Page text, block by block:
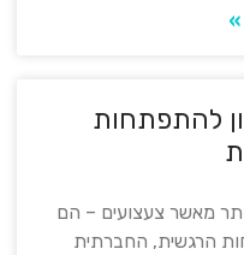
»
להתפתחות
מאשר צעצועים – הם
הרגשית, החברתית